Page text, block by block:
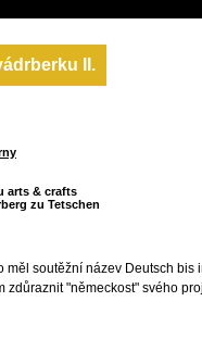
II.
arts & crafts
zu Tetschen
měl soutěžní název Deutsch bis
zdůraznit "německost" svého